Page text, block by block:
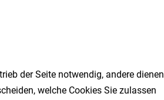
der Seite notwendig, andere dienen
welche Cookies Sie zulassen